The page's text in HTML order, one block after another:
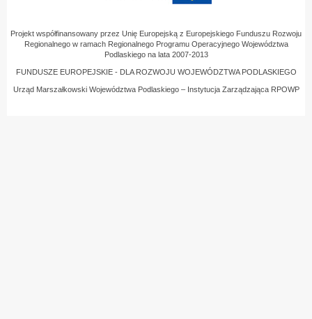
Projekt współfinansowany przez Unię Europejską z Europejskiego Funduszu Rozwoju
Regionalnego w ramach Regionalnego Programu Operacyjnego Województwa
Podlaskiego na lata 2007-2013
FUNDUSZE EUROPEJSKIE - DLA ROZWOJU WOJEWÓDZTWA PODLASKIEGO
Urząd Marszałkowski Województwa Podlaskiego – Instytucja Zarządzająca RPOWP